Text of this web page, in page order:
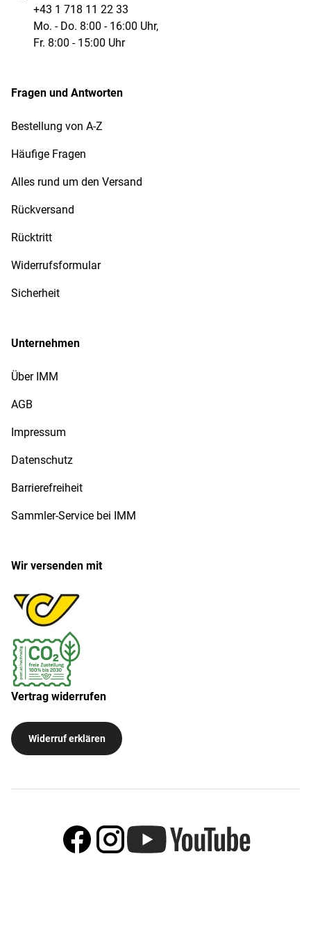
+43 1 718 11 22 33
Mo. - Do. 8:00 - 16:00 Uhr,
Fr. 8:00 - 15:00 Uhr
Fragen und Antworten
Bestellung von A-Z
Häufige Fragen
Alles rund um den Versand
Rückversand
Rücktritt
Widerrufsformular
Sicherheit
Unternehmen
Über IMM
AGB
Impressum
Datenschutz
Barrierefreiheit
Sammler-Service bei IMM
Wir versenden mit
Vertrag widerrufen
Widerruf erklären